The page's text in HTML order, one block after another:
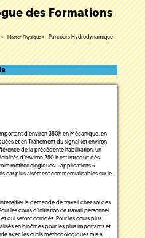
des Formations
Master Physique
Parcours Hydrodynamique
d'environ 350h en Mécanique, en
et en Traitement du signal (et environ
de la précédente habilitation, un
d’environ 250 h est introduit dès
méthodologiques « applications »
car plus aisément commercialisables sur le
la demande de travail chez soi des
les cours d’initiation ce travail personnel
qui seront corrigés. Pour les cours plus
en binômes pour les plus importants et
avec les outils méthodologiques mis à